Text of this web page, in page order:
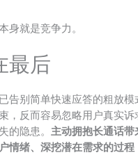
身就是竞争力。
最后
告别简单快速应答的粗放模
，反而容易忽略用户真实诉
的隐患。主动拥抱长通话带
情绪、深挖潜在需求的过程